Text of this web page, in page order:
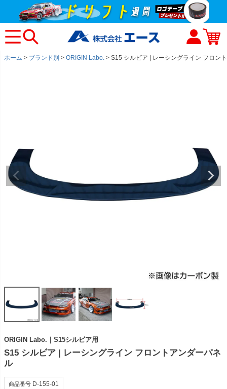
ホーム ブランド別 ORIGIN Labo. S15 シルビア | レーシングライン フロン
ORIGIN Labo.｜S15シルビア用
S15 シルビア | レーシングライン フロントアンダーパネ
ル
商品番号 D-155-01